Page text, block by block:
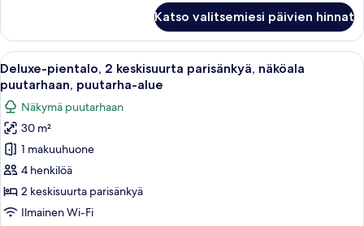
1
makuuhuone,
terassi,
puutarha-
alue
Katso valitsemiesi päivien hinnat
Avaa
kaikki
huonetyypin
Deluxe-
pientalo,
2
keskisuurta
parisänkyä,
näköala
Hotellihuone, jossa on kaksi
50
Deluxe-pientalo, 2 keskisuurta parisänkyä, näköala
puutarhaan, puutarha-alue
Näkymä puutarhaan
30 m²
1 makuuhuone
4 henkilöä
2 keskisuurta parisänkyä
Ilmainen Wi-Fi